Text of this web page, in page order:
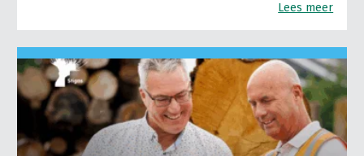
Lees meer